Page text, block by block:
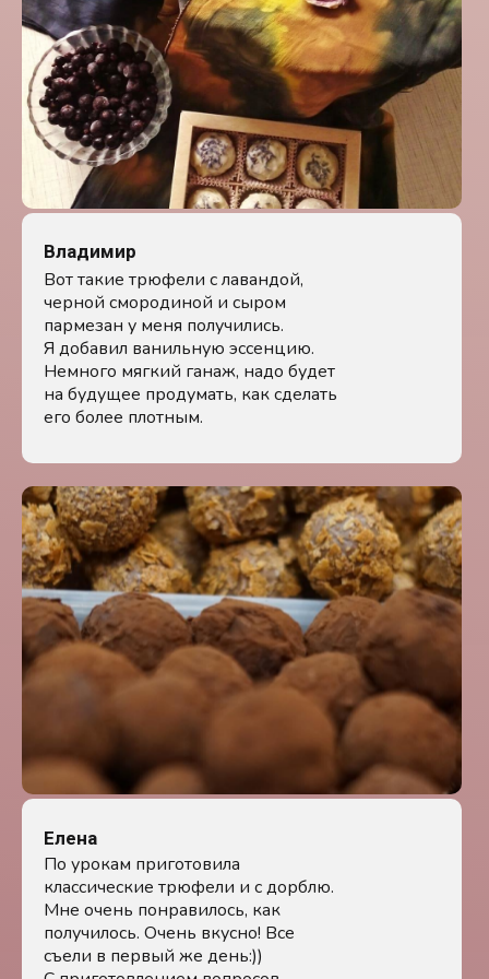
По урокам приготовила
классические трюфели и с дорблю.
Мне очень понравилось, как
получилось. Очень вкусно! Все
съели в первый же день:))
Елена
Вот такие трюфели с лавандой,
черной смородиной и сыром
пармезан у меня получились.
Я добавил ванильную эссенцию.
Немного мягкий ганаж, надо будет
на будущее продумать, как сделать
его более плотным.
Владимир